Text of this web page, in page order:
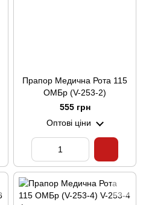
Прапор Медична Рота 115
ОМБр (V-253-2)
555 грн
Оптові ціни